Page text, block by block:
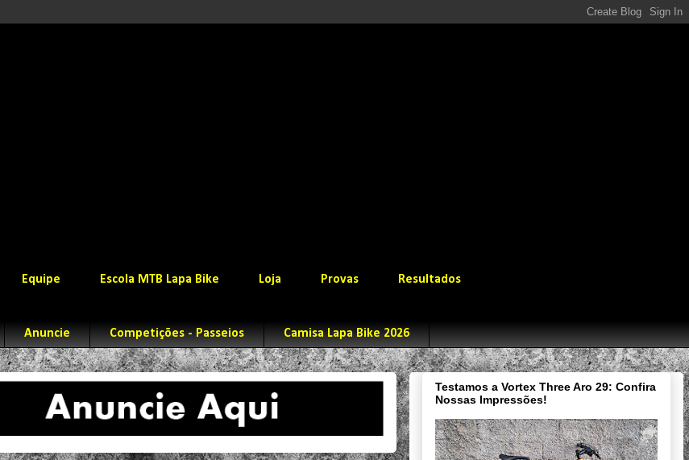
Equipe Escola MTB Lapa Bike Loja Provas Resultados
Anuncie Competições - Passeios Camisa Lapa Bike 2026
Testamos a Vortex Three Aro 29: Confira
Nossas Impressões!